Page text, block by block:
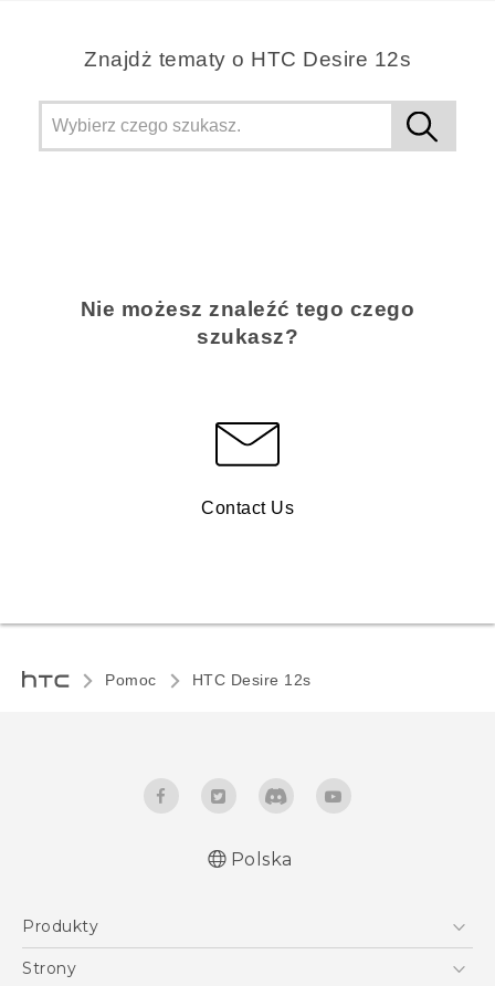
Znajdż tematy o HTC Desire 12s
Nie możesz znaleźć tego czego
szukasz?
Contact Us
Pomoc HTC Desire 12s‎
Polska
Produkty
Smartfony
Strony